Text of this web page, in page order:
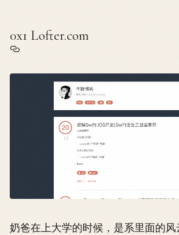
0x1 Lofter.com
奶爸在上大学的时候，是系里面的